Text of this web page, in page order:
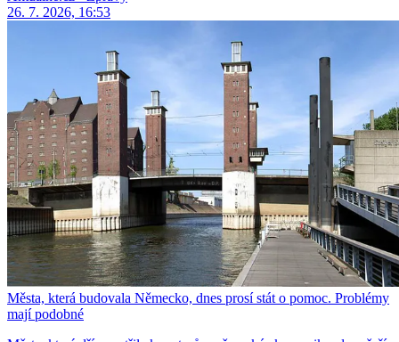
26. 7. 2026, 16:53
Města, která budovala Německo, dnes prosí stát o pomoc. Problémy
mají podobné